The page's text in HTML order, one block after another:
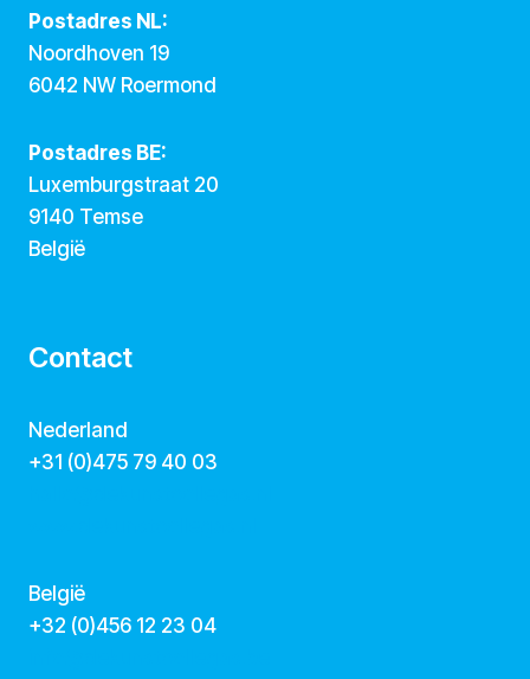
Postadres NL:
Noordhoven 19
6042 NW Roermond
Postadres BE:
Luxemburgstraat 20
9140 Temse
België
Contact
Nederland
+31 (0)475 79 40 03
België
‭+32 (0)456 12 23 04‬